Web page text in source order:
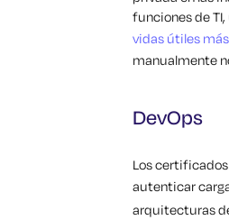
funciones de
vidas útiles
manualmente
DevOps
Los
autenticar
arquitecturas